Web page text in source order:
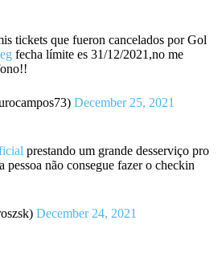
tickets que fueron cancelados por Gol
fecha límite es 31/12/2021,no me
December 25, 2021
prestando um grande desserviço pro
não consegue fazer o checkin
December 24, 2021